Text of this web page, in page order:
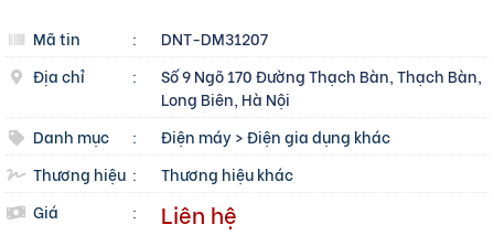
Mã tin :
DNT-DM31207
Địa chỉ
:
Số 9 Ngõ 170 Đường Thạch Bàn, Thạch Bàn,
Long Biên, Hà Nội
Danh mục
: Điện máy>Điện gia dụng khác
Thương hiệu :
Thương hiệu khác
Giá
: Liên hệ